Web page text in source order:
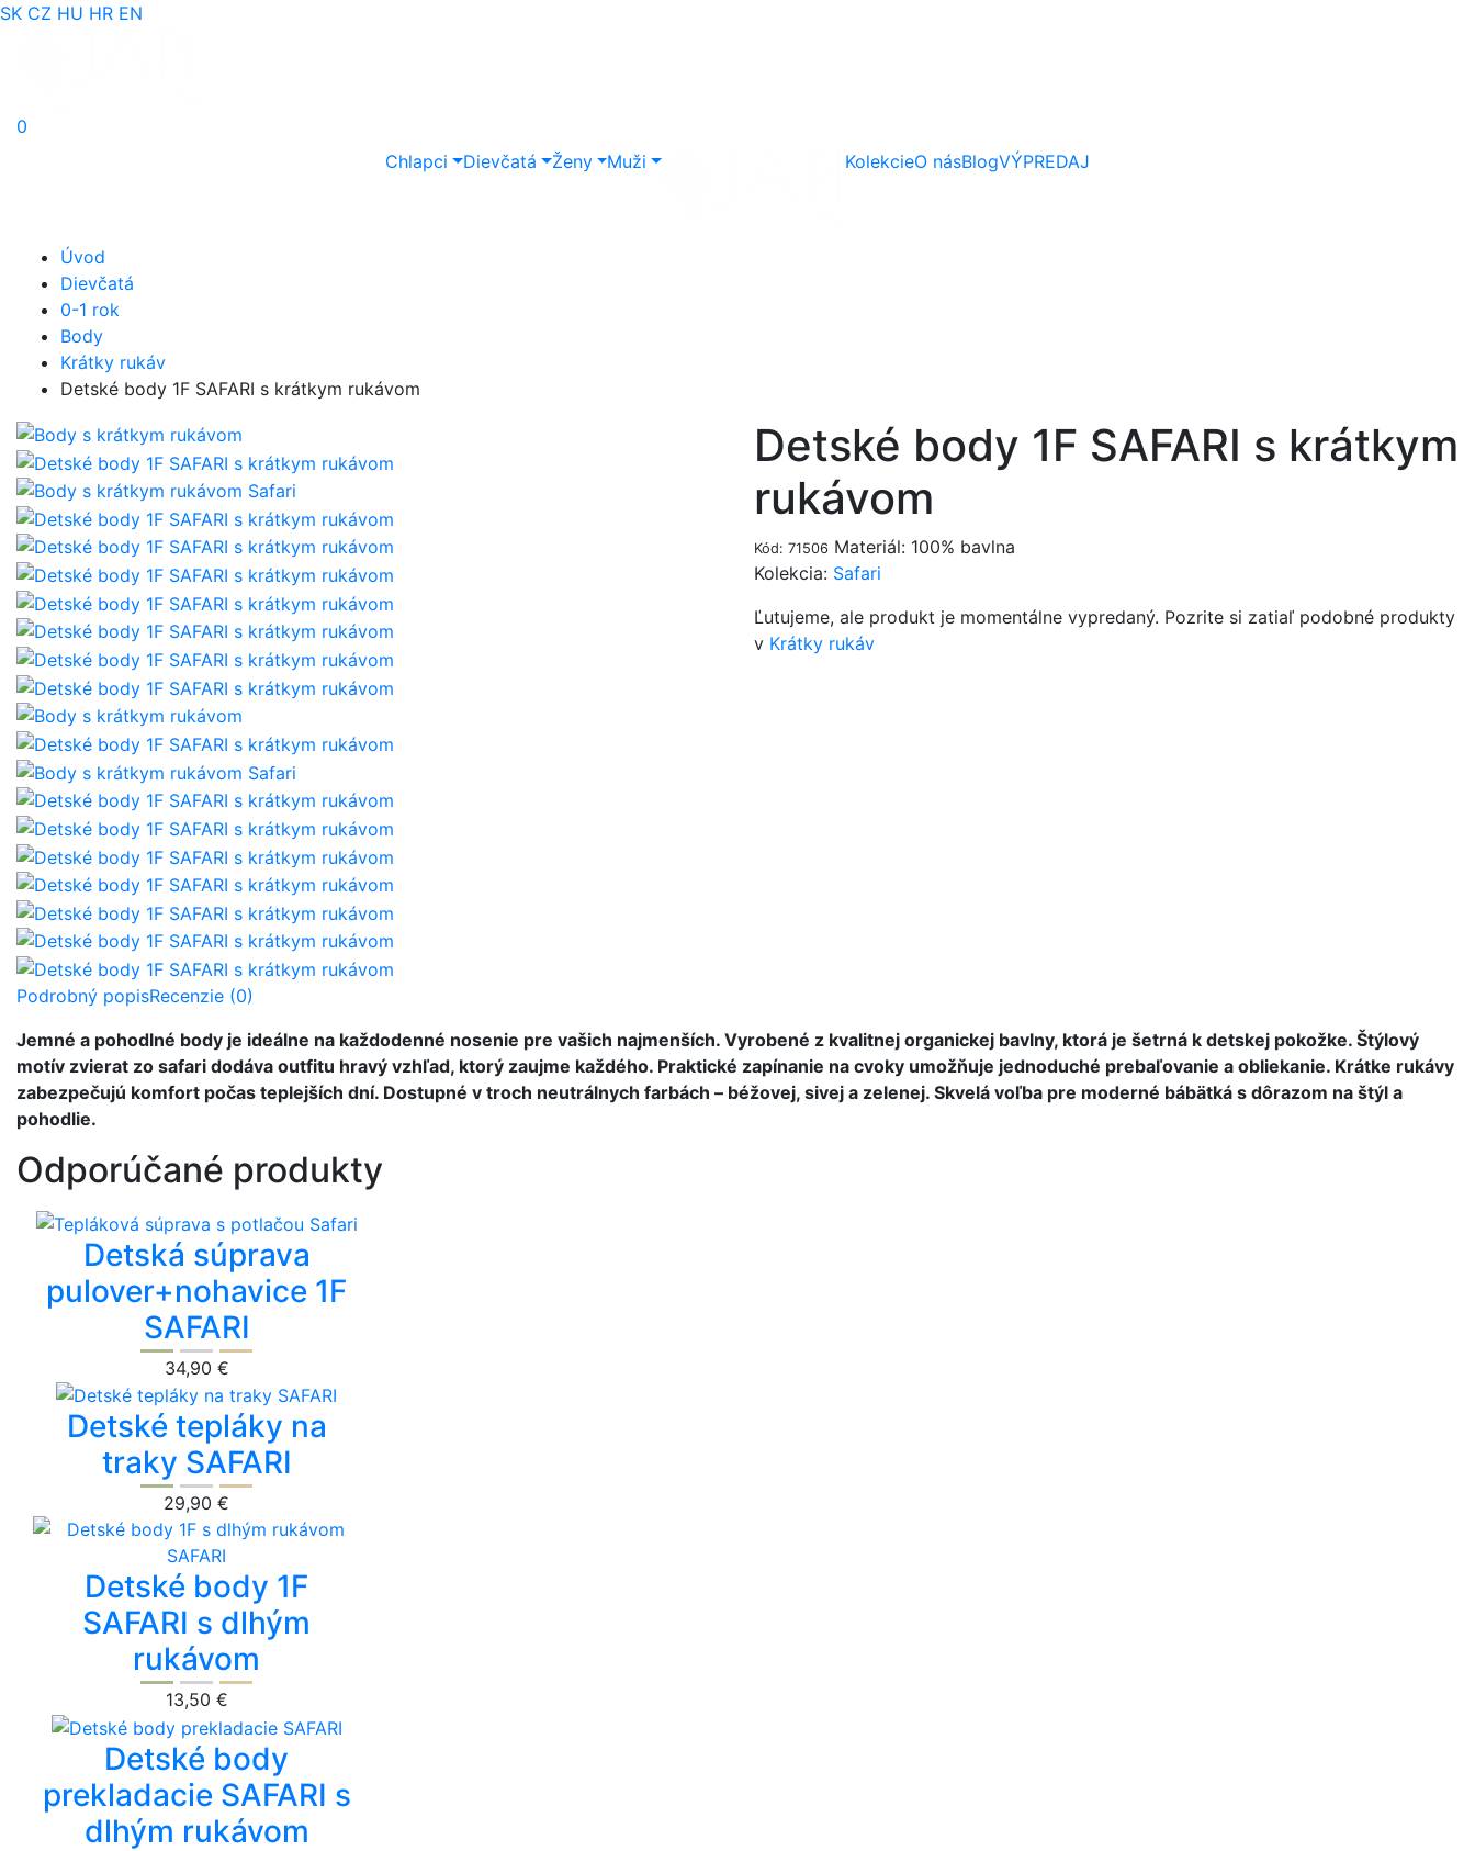
SK CZ HU HR EN
0
Chlapci
Dievčatá Ženy Muži KolekcieO násBlogVÝPREDAJ
Úvod
Dievčatá
0-1 rok
Body
Krátky rukáv
Detské body 1F SAFARI s krátkym rukávom
Detské body 1F SAFARI s krátkym
rukávom
Kód: 71506 Materiál: 100% bavlna
Kolekcia: Safari
Ľutujeme, ale produkt je momentálne vypredaný. Pozrite si zatiaľ podobné produkty
v Krátky rukáv
Podrobný popisRecenzie (0)
Jemné a pohodlné body je ideálne na každodenné nosenie pre vašich najmenších. Vyrobené z kvalitnej organickej bavlny, ktorá je šetrná k detskej pokožke. Štýlový
motív zvierat zo safari dodáva outfitu hravý vzhľad, ktorý zaujme každého. Praktické zapínanie na cvoky umožňuje jednoduché prebaľovanie a obliekanie. Krátke rukávy
zabezpečujú komfort počas teplejších dní. Dostupné v troch neutrálnych farbách – béžovej, sivej a zelenej. Skvelá voľba pre moderné bábätká s dôrazom na štýl a
pohodlie.
Odporúčané produkty
Detská súprava
pulover+nohavice 1F
SAFARI
34,90 €
Detské tepláky na
traky SAFARI
29,90 €
Detské body 1F
SAFARI s dlhým
rukávom
13,50 €
Detské body
prekladacie SAFARI s
dlhým rukávom